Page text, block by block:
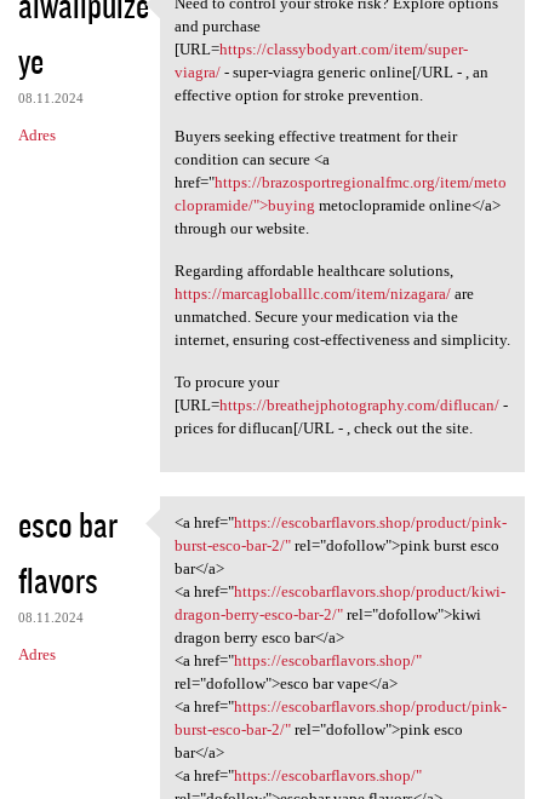
ye
08.11.2024
Adres
Need to control your stroke
and purchase
[URL=https://classybodyart.com/item/super-
viagra/- super-viagra generic online[/URL - , an
effective option for stroke prevention.
Buyers seeking effective treatment for their
condition can secure <a
href="https://brazosportregionalfmc.org/item/meto
clopramide/">buying metoclopramide online</a>
through our website.
Regarding affordable healthcare solutions,
https://marcagloballlc.com/item/nizagara/are
unmatched. Secure your medication via the
internet, ensuring cost-effectiveness and simplicity.
To procure your
[URL=https://breathejphotography.com/diflucan/-
prices for diflucan[/URL - , check out the site.
esco bar
flavors
08.11.2024
Adres
<a href="https:/
<a href="https://escobarflavors.shop/product/pink-
burst-esco-bar-2/"rel="dofollow">pink burst esco
bar</a>
<a href="https://escobarflavors.shop/product/kiwi-
dragon-berry-esco-bar-2/"rel="dofollow">kiwi
dragon berry esco bar</a>
<a href="https://escobarflavors.shop/"
rel="dofollow">esco bar vape</a>
<a href="https://escobarflavors.shop/product/pink-
burst-esco-bar-2/"rel="dofollow">pink esco
bar</a>
<a href="https://escobarflavors.shop/"